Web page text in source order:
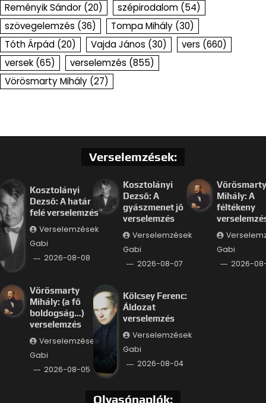
Reményik Sándor (20) szépirodalom (54)
szövegelemzés (36) Tompa Mihály (30)
Tóth Árpád (20) Vajda János (30) vers (660)
versek (65) verselemzés (855)
Vörösmarty Mihály (27)
Verselemzések:
Kosztolányi
Dezső: A határ
felé verselemzés
Verselemzések
Gabi
2026-08-08
Kosztolányi
Dezső: A
gyászmenet jő
verselemzés
Verselemzések
Gabi
2026-08-07
Vörösmarty
Mihály: A
féltékeny
Gabi
2026-
Vörösmarty
Mihály: (a fő
boldogság…)
verselemzés
Verselemzések
Gabi
2026-08-05
Kölcsey Ferenc:
Áldozat
verselemzés
Verselemzések
Gabi
2026-08-04
Olvasónaplók: